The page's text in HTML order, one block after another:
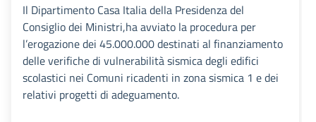
Il Dipartimento Casa Italia della Presidenza del
Consiglio dei Ministri,ha avviato la procedura per
l’erogazione dei 45.000.000 destinati al finanziamento
delle verifiche di vulnerabilità sismica degli edifici
scolastici nei Comuni ricadenti in zona sismica 1 e dei
relativi progetti di adeguamento.